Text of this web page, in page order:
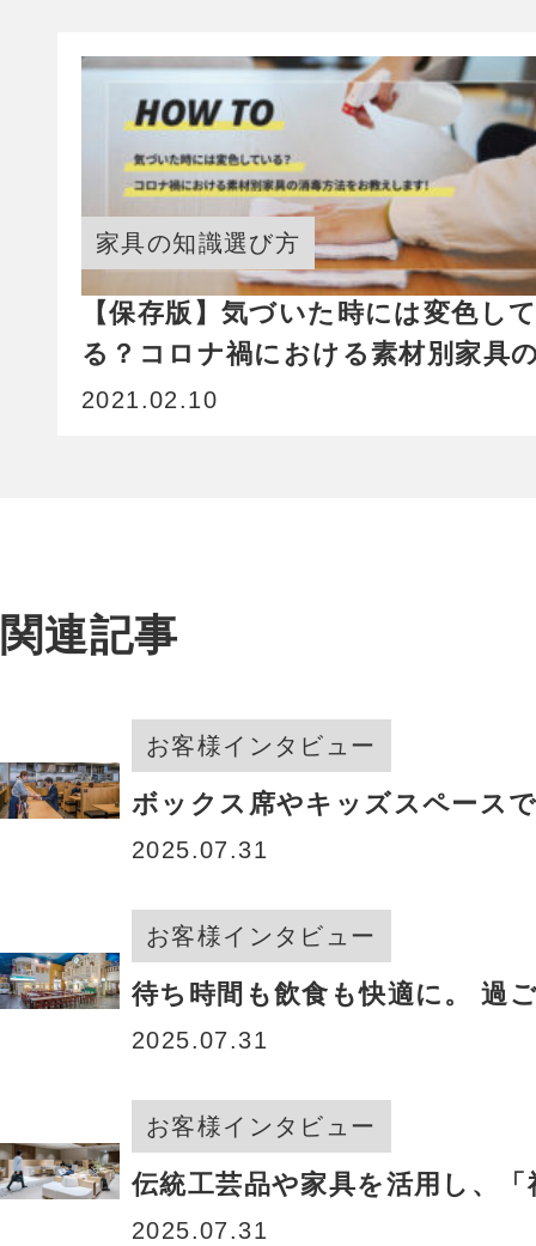
家具の知識選び方
【保存版】気づいた時には変色し
る？コロナ禍における素材別家具
毒方法をお教えします！
2021.02.10
関連記事
お客様インタビュー
ボックス席やキッズスペース
2025.07.31
お客様インタビュー
待ち時間も飲食も快適に。 過
2025.07.31
お客様インタビュー
伝統工芸品や家具を活用し、
2025.07.31